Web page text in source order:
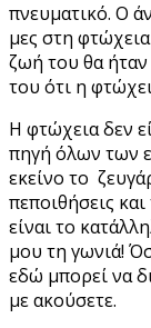
πνευματικό. Ο
μες στη
ζωή του θα ήταν
του ότι η
Η φτώχεια δεν
πηγή όλων των
εκείνο το
πεποιθήσεις
είναι το
μου τη γωνιά!
εδώ μπορεί να
με ακούσετε.